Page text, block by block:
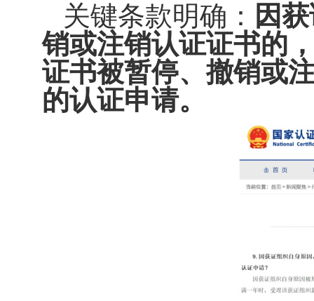
关键条款明确： 因
销或注销认证证书的
证书被暂停、撤销或
的认证申请。